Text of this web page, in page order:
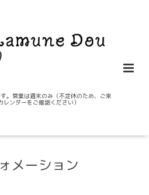
。営業は週末のみ（不定休のため、ご来
レンダーをご確認ください）
メーション